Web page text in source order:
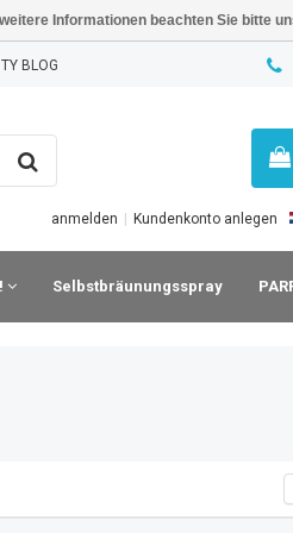
BLOG
anmelden Kundenkonto anlegen
Selbstbräunungsspray
Informationen beachten Sie bitte